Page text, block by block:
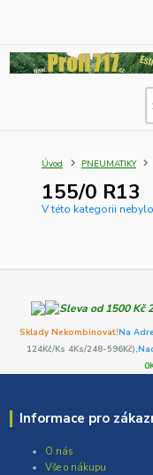
Úvod PNEUMATIKY
155/0 R13
V této kategorii
Sklady Nekombinovat!Na
124Kč/Ks 4Ks/248-596Kč)
Informace pro
O nás
Vše o nákupu